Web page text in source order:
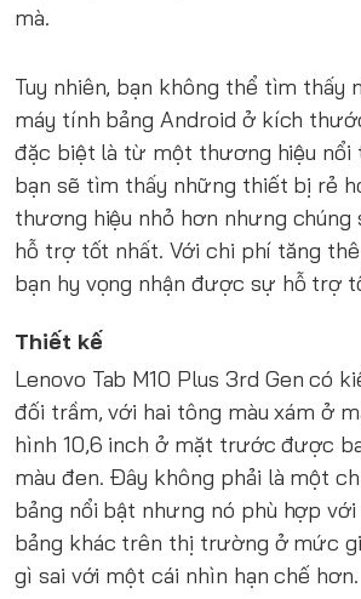
mà.
Tuy nhiên, bạn không thể tìm thấy
máy tính bảng Android ở kích
đặc biệt là từ một thương hiệu nổi
bạn sẽ tìm thấy những thiết bị rẻ
thương hiệu nhỏ hơn nhưng
hỗ trợ tốt nhất. Với chi phí tăng
bạn hy vọng nhận được sự hỗ trợ
Thiết kế
Lenovo Tab M10 Plus 3rd Gen có
đối trầm, với hai tông màu xám ở
hình 10,6 inch ở mặt trước được
màu đen. Đây không phải là một
bảng nổi bật nhưng nó phù hợp
bảng khác trên thị trường ở mức
gì sai với một cái nhìn hạn chế hơn.